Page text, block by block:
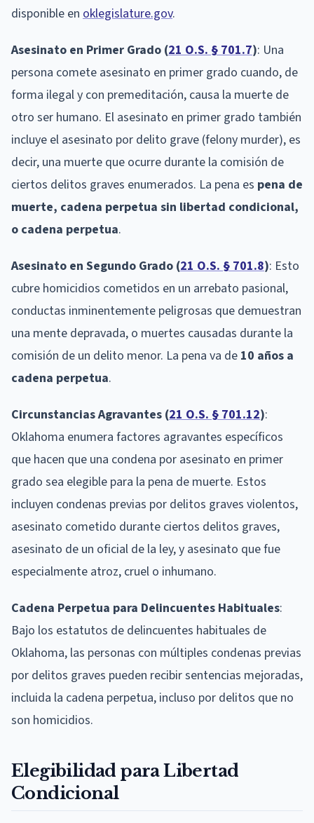
disponible en oklegislature.gov.
Asesinato en Primer Grado (21 O.S. § 701.7): Una
persona comete asesinato en primer grado cuando, de
forma ilegal y con premeditación, causa la muerte de
otro ser humano. El asesinato en primer grado también
incluye el asesinato por delito grave (felony murder), es
decir, una muerte que ocurre durante la comisión de
ciertos delitos graves enumerados. La pena es pena de
muerte, cadena perpetua sin libertad condicional,
o cadena perpetua.
Asesinato en Segundo Grado (21 O.S. § 701.8): Esto
cubre homicidios cometidos en un arrebato pasional,
conductas inminentemente peligrosas que demuestran
una mente depravada, o muertes causadas durante la
comisión de un delito menor. La pena va de 10 años a
cadena perpetua.
Circunstancias Agravantes (21 O.S. § 701.12):
Oklahoma enumera factores agravantes específicos
que hacen que una condena por asesinato en primer
grado sea elegible para la pena de muerte. Estos
incluyen condenas previas por delitos graves violentos,
asesinato cometido durante ciertos delitos graves,
asesinato de un oficial de la ley, y asesinato que fue
especialmente atroz, cruel o inhumano.
Cadena Perpetua para Delincuentes Habituales:
Bajo los estatutos de delincuentes habituales de
Oklahoma, las personas con múltiples condenas previas
por delitos graves pueden recibir sentencias mejoradas,
incluida la cadena perpetua, incluso por delitos que no
son homicidios.
Elegibilidad para Libertad
Condicional